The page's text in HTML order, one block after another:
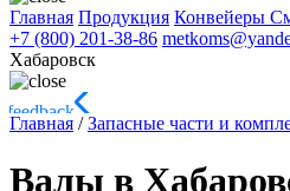
Главная Продукция Конвейеры
+7 (800) 201-38-86
Хабаровск
Главная /Запасные части и
Валы в